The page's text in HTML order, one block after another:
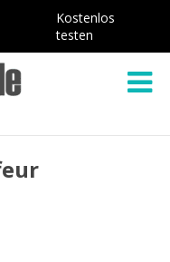
Kostenlos
testen